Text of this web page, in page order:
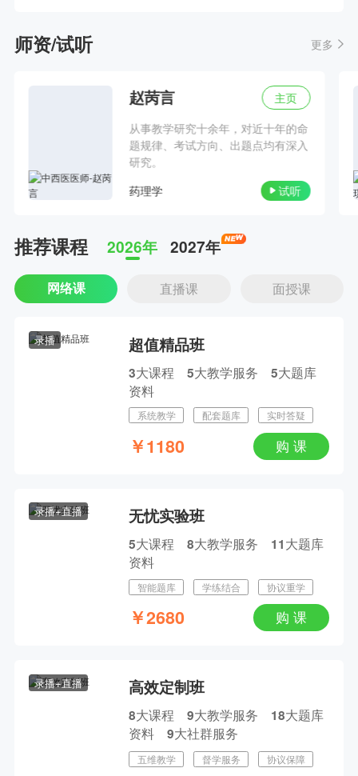
考前磨耳朵！唐飞中医/中西医考点大串讲（执业+助理）
限时免费看！张钰琪中医/中西医医师《面授旗舰品鉴课》
主讲人：张钰琪 | 2026-07-25 08:00--12:00
1.5年拿本科？43分就及格？零基础升本报考攻略
主讲人：网校老师 | 2026-08-12 19:00--20:30
主讲人：张钰琪 | 2026-08-12 19:00--21:00
主讲人：网校老师 | 2026-03-06 16:00--17:45
主讲人：唐飞 | 2026-08-19 19:00--22:00
师资/试听 更多
赵苪言
主页
从事教学研究十余年，对近十年的命
题规律、考试方向、出题点均有深入
研究。
药理学
试听
推荐课程 2026年 2027年
网络课 直播课 面授课
录播 超值精品班
3大课程5大教学服务5大题库
资料
系统教学 配套题库 实时答疑
￥1180 购 课
录播+直播 无忧实验班
5大课程8大教学服务 11大题库
资料
智能题库 学练结合 协议重学
￥2680 购 课
录播+直播 高效定制班
8大课程9大教学服务 18大题库
资料9大社群服务
五维教学 督学服务 协议保障